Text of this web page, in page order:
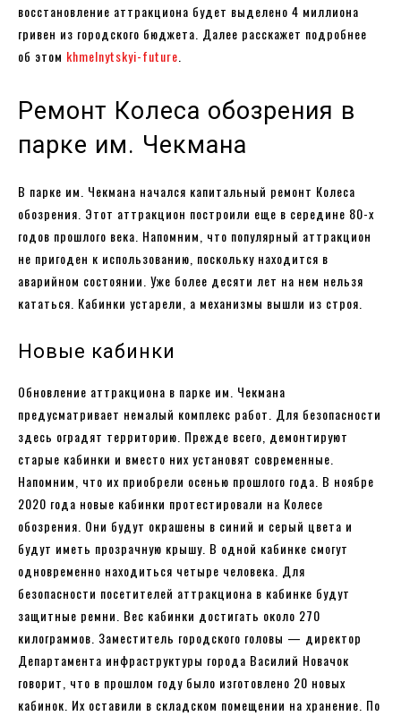
восстановление аттракциона будет выделено 4 миллиона
гривен из городского бюджета. Далее расскажет подробнее
об этом khmelnytskyi-future
Ремонт Колеса обозрения в
парке им. Чекмана
В парке им. Чекмана начался капитальный ремонт Колеса
обозрения. Этот аттракцион построили еще в середине 80-х
годов прошлого века. Напомним, что популярный аттракцион
не пригоден к использованию, поскольку находится в
аварийном состоянии. Уже более десяти лет на нем нельзя
кататься. Кабинки устарели, а механизмы вышли из строя.
Новые кабинки
Обновление аттракциона в парке им. Чекмана
предусматривает немалый комплекс работ. Для безопасности
здесь оградят территорию. Прежде всего, демонтируют
старые кабинки и вместо них установят современные.
Напомним, что их приобрели осенью прошлого года. В ноябре
2020 года новые кабинки протестировали на Колесе
обозрения. Они будут окрашены в синий и серый цвета и
будут иметь прозрачную крышу. В одной кабинке смогут
одновременно находиться четыре человека. Для
безопасности посетителей аттракциона в кабинке будут
защитные ремни. Вес кабинки достигать около 270
килограммов. Заместитель городского головы — директор
Департамента инфраструктуры города Василий Новачок
говорит, что в прошлом году было изготовлено 20 новых
кабинок. Их оставили в складском помещении на хранение. По